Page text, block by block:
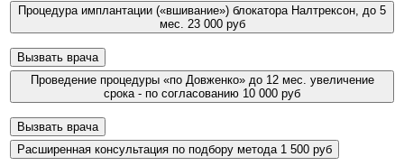
Процедура имплантации («вшивание») блокатора Налтрексон, до 5
мес. 23 000 руб
Вызвать врача
Проведение процедуры «по Довженко» до 12 мес. увеличение
срока - по согласованию 10 000 руб
Вызвать врача
Расширенная консультация по подбору метода 1 500 руб